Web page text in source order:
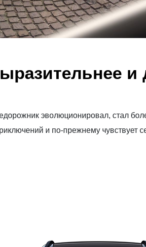
и
эволюционировал, стал
и по-прежнему чувствует